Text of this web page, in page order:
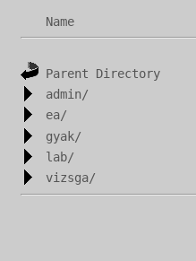
Name
Parent Directory
admin/
ea/
gyak/
lab/
vizsga/